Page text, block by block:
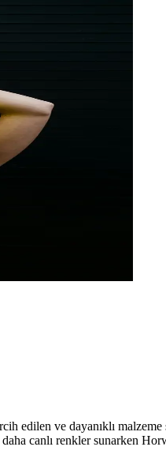
edilen ve dayanıklı
canlı renkler sunarken